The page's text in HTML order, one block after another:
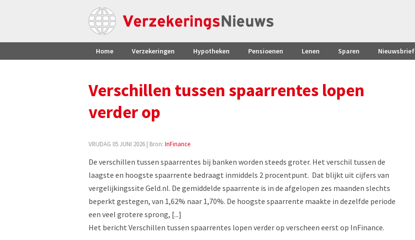
Home Verzekeringen Hypotheken Pensioenen Lenen Sparen Nieuwsbrief
Verschillen tussen spaarrentes lopen
verder op
VRIJDAG 05 JUNI 2026 | Bron: InFinance
De verschillen tussen spaarrentes bij banken worden steeds groter. Het verschil tussen de
laagste en hoogste spaarrente bedraagt inmiddels 2 procentpunt. Dat blijkt uit cijfers van
vergelijkingssite Geld.nl. De gemiddelde spaarrente is in de afgelopen zes maanden slechts
beperkt gestegen, van 1,62% naar 1,70%. De hoogste spaarrente maakte in dezelfde periode
een veel grotere sprong, [...]
Het bericht Verschillen tussen spaarrentes lopen verder op verscheen eerst op InFinance.